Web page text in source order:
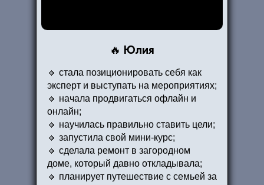
🔥 Юлия
🔸 стала позиционировать себя как
эксперт и выступать на мероприятиях;
🔸 начала продвигаться офлайн и
онлайн;
🔸 научилась правильно ставить цели;
🔸 запустила свой мини-курс;
🔸 сделала ремонт в загородном
доме, который давно откладывала;
🔸 планирует путешествие с семьей за